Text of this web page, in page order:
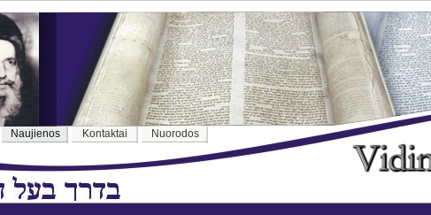
Naujienos Kontaktai Nuorodos